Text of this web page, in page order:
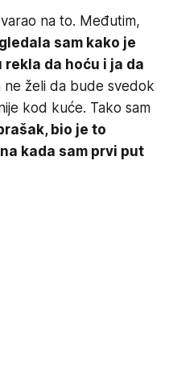
na to. Međutim,
sam kako je
rekla da hoću i ja da
ne želi da bude svedok
kod kuće. Tako sam
bio je to
kada sam prvi put